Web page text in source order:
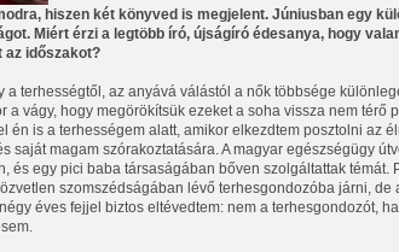
hiszen két könyved is megjelent. Júniusban egy
Miért érzi a legtöbb író, újságíró édesanya, hogy
az időszakot?
a terhességtől, az anyává válástól a nők többsége
a vágy, hogy megörökítsük ezeket a soha vissza nem térő
én is a terhességem alatt, amikor elkezdtem posztolni az
saját magam szórakoztatására. A magyar egészségügy
és egy pici baba társaságában bőven szolgáltattak témát.
szomszédságában lévő terhesgondozóba járni, de
éves fejjel biztos eltévedtem: nem a terhesgondozót,